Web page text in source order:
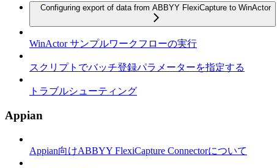
Configuring export of data from ABBYY FlexiCapture to WinActor
WinActor サンプルワークフローの実行
スクリプトでバッチ登録パラメーターを指定する
トラブルシューティング
Appian
Appian向けABBYY FlexiCapture Connectorについて